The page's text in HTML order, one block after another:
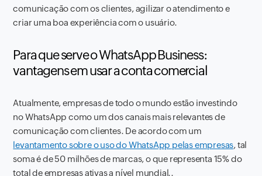
comunicação com os clientes, agilizar o atendimento e
criar uma boa experiência com o usuário.
Para que serve o WhatsApp Business:
vantagens em usar a conta comercial
Atualmente, empresas de todo o mundo estão investindo
no WhatsApp como um dos canais mais relevantes de
comunicação com clientes. De acordo com um
levantamento sobre o uso do WhatsApp pelas empresas, tal
soma é de 50 milhões de marcas, o que representa 15% do
total de empresas ativas a nível mundial..